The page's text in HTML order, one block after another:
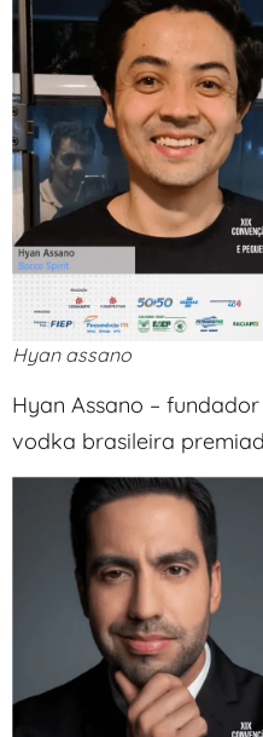
Hyan assano
Hyan Assano –
vodka brasileira